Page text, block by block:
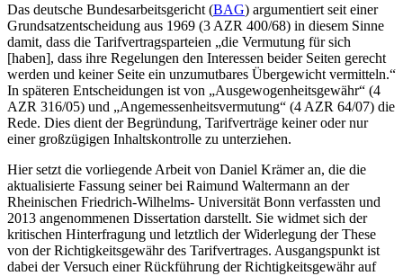
Das deutsche Bundesarbeitsgericht (BAG) argumentiert seit einer
Grundsatzentscheidung aus 1969 (3 AZR 400/68) in diesem Sinne
damit, dass die Tarifvertragsparteien „die Vermutung für sich
[haben], dass ihre Regelungen den Interessen beider Seiten gerecht
werden und keiner Seite ein unzumutbares Übergewicht vermitteln.“
In späteren Entscheidungen ist von „Ausgewogenheitsgewähr“ (4
AZR 316/05) und „Angemessenheitsvermutung“ (4 AZR 64/07) die
Rede. Dies dient der Begründung, Tarifverträge keiner oder nur
einer großzügigen Inhaltskontrolle zu unterziehen.
Hier setzt die vorliegende Arbeit von Daniel Krämeran, die die
aktualisierte Fassung seiner bei Raimund Waltermann an der
Rheinischen Friedrich-Wilhelms- Universität Bonn verfassten und
2013 angenommenen Dissertation darstellt. Sie widmet sich der
kritischen Hinterfragung und letztlich der Widerlegung der These
von der Richtigkeitsgewähr des Tarifvertrages. Ausgangspunkt ist
dabei der Versuch einer Rückführung der Richtigkeitsgewähr auf